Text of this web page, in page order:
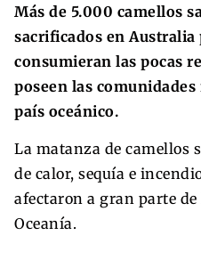
Más de 5.000 camellos
sacrificados en Australia
consumieran las pocas
poseen las
país oceánico.
La matanza de camellos
de calor, sequía e
afectaron a gran parte
Oceanía.